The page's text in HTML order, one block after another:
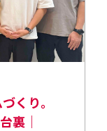
くり。
裏｜